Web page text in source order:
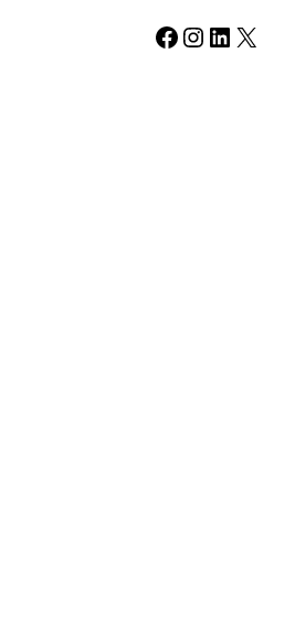
Facebook Instagram LinkedIn X